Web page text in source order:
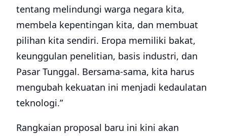
tentang melindungi warga negara kita,
membela kepentingan kita, dan membuat
pilihan kita sendiri. Eropa memiliki bakat,
keunggulan penelitian, basis industri, dan
Pasar Tunggal. Bersama-sama, kita harus
mengubah kekuatan ini menjadi kedaulatan
teknologi.”
Rangkaian proposal baru ini kini akan